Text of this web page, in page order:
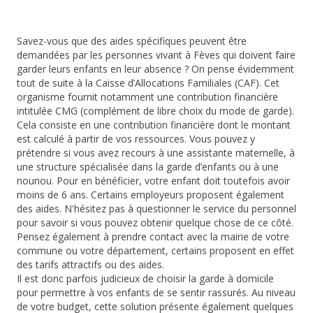
Savez-vous que des aides spécifiques peuvent être
demandées par les personnes vivant à Fèves qui doivent faire
garder leurs enfants en leur absence ? On pense évidemment
tout de suite à la Caisse d’Allocations Familiales (CAF). Cet
organisme fournit notamment une contribution financière
intitulée CMG (complément de libre choix du mode de garde).
Cela consiste en une contribution financière dont le montant
est calculé à partir de vos ressources. Vous pouvez y
prétendre si vous avez recours à une assistante maternelle, à
une structure spécialisée dans la garde d’enfants ou à une
nounou. Pour en bénéficier, votre enfant doit toutefois avoir
moins de 6 ans. Certains employeurs proposent également
des aides. N'hésitez pas à questionner le service du personnel
pour savoir si vous pouvez obtenir quelque chose de ce côté.
Pensez également à prendre contact avec la mairie de votre
commune ou votre département, certains proposent en effet
des tarifs attractifs ou des aides.
Il est donc parfois judicieux de choisir la garde à domicile
pour permettre à vos enfants de se sentir rassurés. Au niveau
de votre budget, cette solution présente également quelques